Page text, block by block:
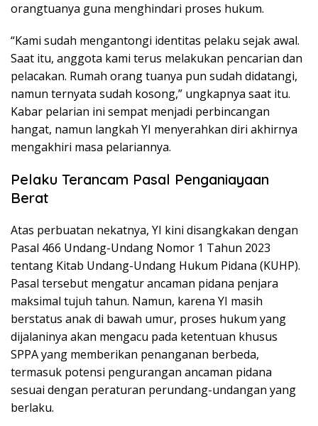
orangtuanya guna menghindari proses hukum.
“Kami sudah mengantongi identitas pelaku sejak awal.
Saat itu, anggota kami terus melakukan pencarian dan
pelacakan. Rumah orang tuanya pun sudah didatangi,
namun ternyata sudah kosong,” ungkapnya saat itu.
Kabar pelarian ini sempat menjadi perbincangan
hangat, namun langkah YI menyerahkan diri akhirnya
mengakhiri masa pelariannya.
Pelaku Terancam Pasal Penganiayaan
Berat
Atas perbuatan nekatnya, YI kini disangkakan dengan
Pasal 466 Undang-Undang Nomor 1 Tahun 2023
tentang Kitab Undang-Undang Hukum Pidana (KUHP).
Pasal tersebut mengatur ancaman pidana penjara
maksimal tujuh tahun. Namun, karena YI masih
berstatus anak di bawah umur, proses hukum yang
dijalaninya akan mengacu pada ketentuan khusus
SPPA yang memberikan penanganan berbeda,
termasuk potensi pengurangan ancaman pidana
sesuai dengan peraturan perundang-undangan yang
berlaku.